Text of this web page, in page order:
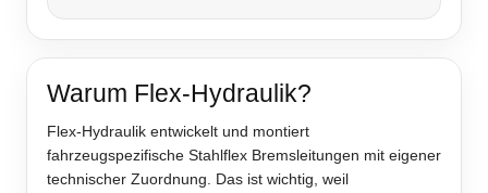
Warum Flex-Hydraulik?
Flex-Hydraulik entwickelt und montiert
fahrzeugspezifische Stahlflex Bremsleitungen mit eigener
technischer Zuordnung. Das ist wichtig, weil